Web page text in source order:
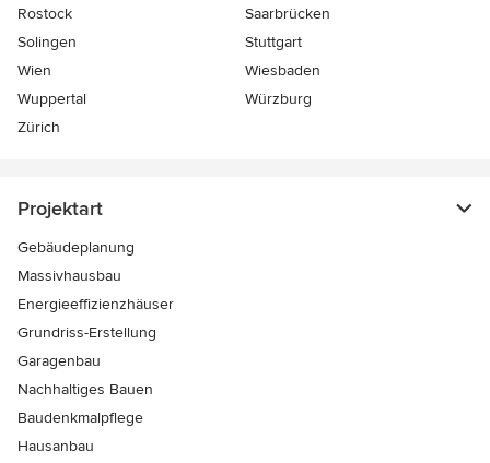
Rostock
Saarbrücken
Solingen
Stuttgart
Wien
Wiesbaden
Wuppertal
Würzburg
Zürich
Projektart
Gebäudeplanung
Massivhausbau
Energieeffizienzhäuser
Grundriss-Erstellung
Garagenbau
Nachhaltiges Bauen
Baudenkmalpflege
Hausanbau